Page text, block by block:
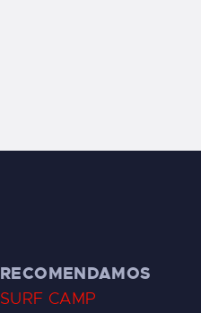
RECOMENDAMOS
SURF CAMP